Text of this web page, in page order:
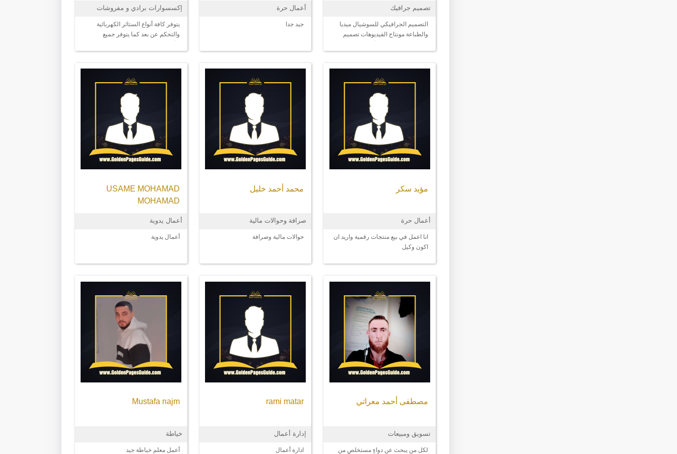
تصميم جرافيك
التصميم الجرافيكي للسوشيال ميديا
والطباعة مونتاج الفيديوهات تصميم
أعمال حرة
جيد جدا
إكسسوارات برادي و مفروشات
يتوفر كافة أنواع الستائر الكهربائية
والتحكم عن بعد كما يتوفر جميع
مؤيد سكر
أعمال حرة
انا اعمل في بيع منتجات رقمية واريد ان
اكون وكيل
محمد أحمد خليل
صرافة وحوالات مالية
حوالات مالية وصرافة
USAME MOHAMAD
MOHAMAD
أعمال يدوية
أعمال يدوية
مصطفى أحمد معراتي
تسويق ومبيعات
لكل من يبحث عن دواءٍ مستخلصٍ من
rami matar
إدارة أعمال
ادارة أعمال
Mustafa najm
خياطة
أعمل معلم خياطة جيد